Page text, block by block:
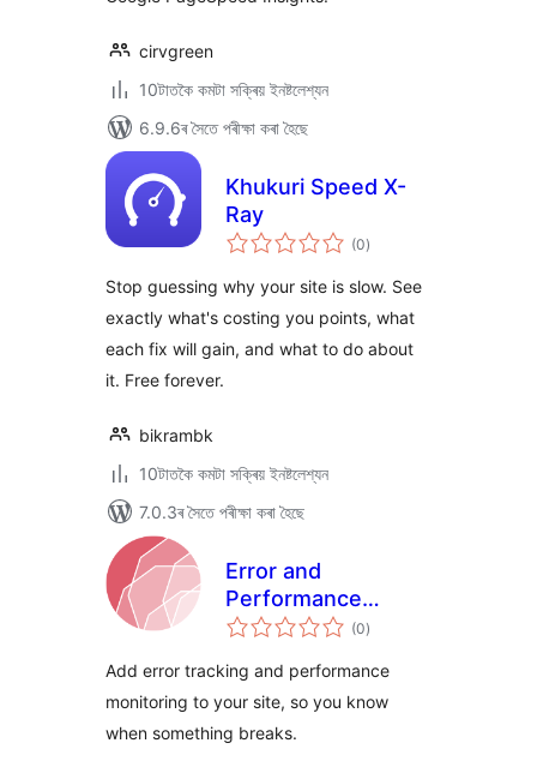
cirvgreen
10টাতকৈ কমটা সক্ৰিয় ইনষ্টলেশ্যন
6.9.6ৰ সৈতে পৰীক্ষা কৰা হৈছে
Khukuri Speed X-
Ray
(0টা
মুঠ)
Stop guessing why your site is slow. See
exactly what's costing you points, what
each fix will gain, and what to do about
it. Free forever.
bikrambk
10টাতকৈ কমটা সক্ৰিয় ইনষ্টলেশ্যন
7.0.3ৰ সৈতে পৰীক্ষা কৰা হৈছে
Error and
Performance
Tracking with
(0টা
মুঠ)
Add error tracking and performance
monitoring to your site, so you know
when something breaks.